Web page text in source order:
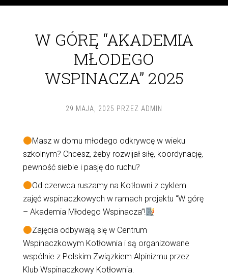
W GÓRĘ “AKADEMIA
MŁODEGO
WSPINACZA” 2025
29 MAJA, 2025 PRZEZ ADMIN
Masz w domu młodego odkrywcę w wieku
szkolnym? Chcesz, żeby rozwijał siłę, koordynację,
pewność siebie i pasję do ruchu?
Od czerwca ruszamy na Kotłowni z cyklem
zajęć wspinaczkowych w ramach projektu “W górę
– Akademia Młodego Wspinacza”!
Zajęcia odbywają się w Centrum
Wspinaczkowym Kotłownia i są organizowane
wspólnie z Polskim Związkiem Alpinizmu przez
Klub Wspinaczkowy Kotłownia.